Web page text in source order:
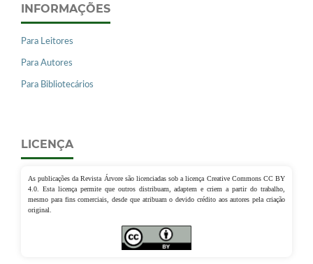
INFORMAÇÕES
Para Leitores
Para Autores
Para Bibliotecários
LICENÇA
As publicações da Revista Árvore são licenciadas sob a licença Creative Commons CC BY
4.0. Esta licença permite que outros distribuam, adaptem e criem a partir do trabalho,
mesmo para fins comerciais, desde que atribuam o devido crédito aos autores pela criação
original.